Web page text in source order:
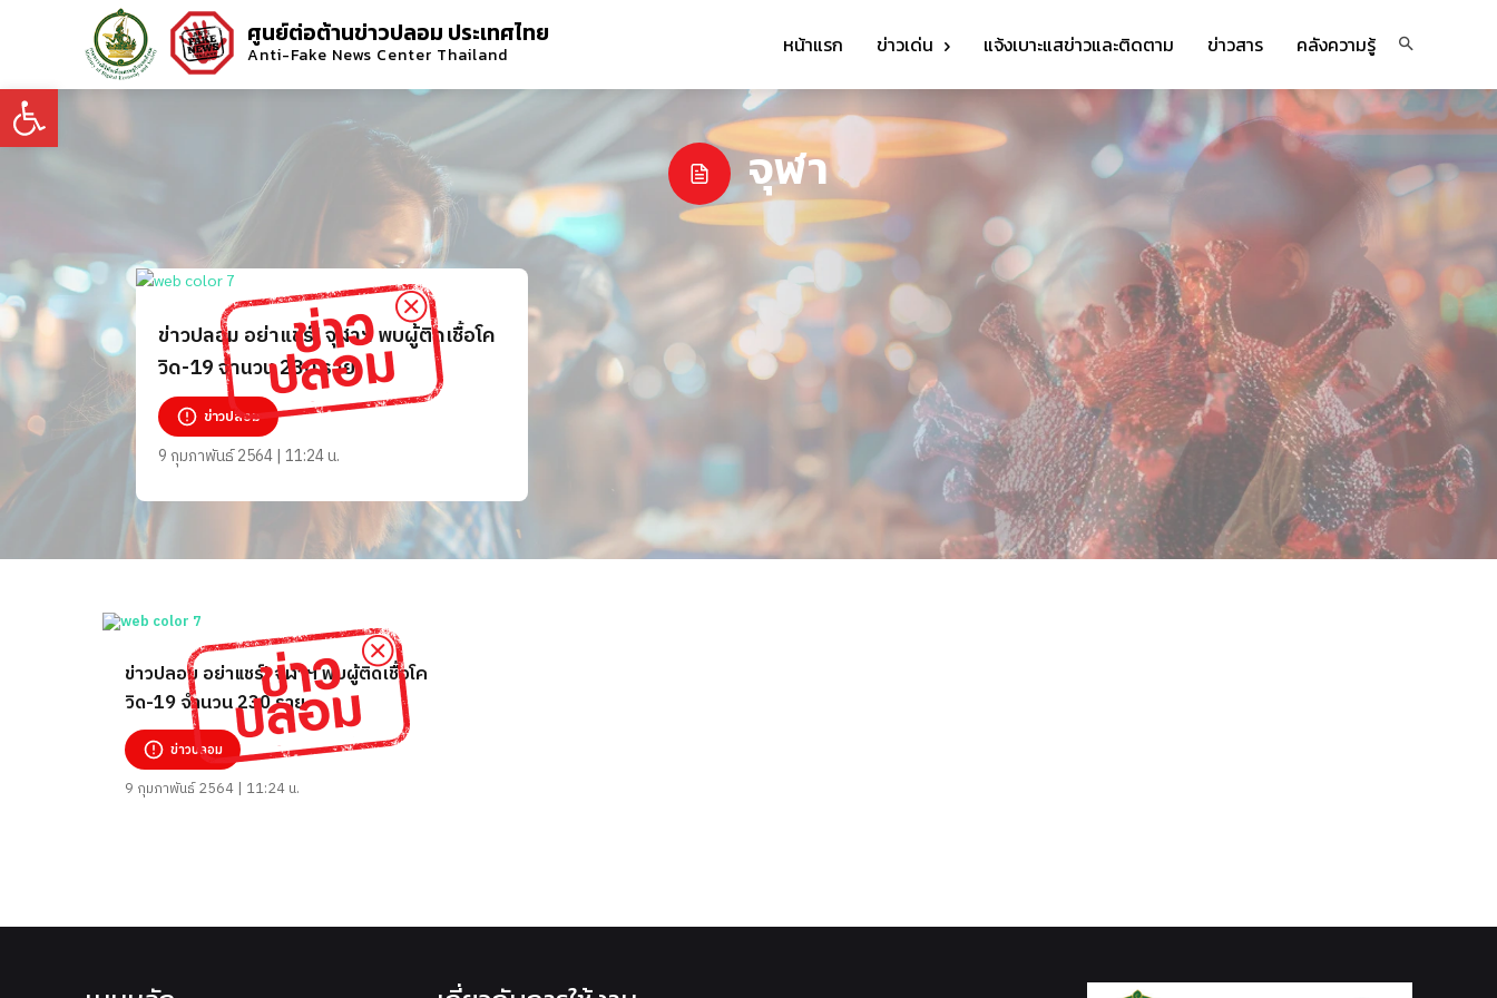
Open toolbar
ศูนย์ต่อต้านข่าวปลอม ประเทศไทย
Anti-Fake News Center Thailand หน้าแรก ข่าวเด่น แจ้งเบาะแสข่าวและติดตาม ข่าวสาร คลังความรู้
จุฬา
ข่าวปลอม อย่าแชร์! จุฬาฯ พบผู้ติดเชื้อโค
วิด-19 จำนวน 230 ราย
ข่าวปลอม
9 กุมภาพันธ์ 2564 | 11:24 น.
ข่าวปลอม อย่าแชร์! จุฬาฯ พบผู้ติดเชื้อโค
วิด-19 จำนวน 230 ราย
ข่าวปลอม
9 กุมภาพันธ์ 2564 | 11:24 น.